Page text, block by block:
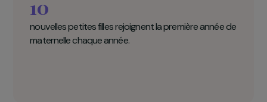
réchauffement climatique.